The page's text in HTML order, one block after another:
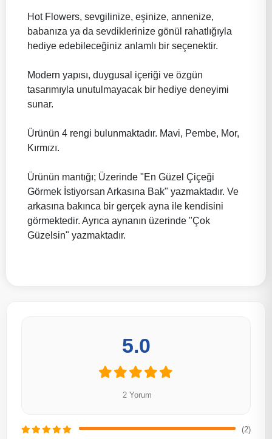
Hot Flowers, sevgilinize, eşinize, annenize,
babanıza ya da sevdiklerinize gönül rahatlığıyla
hediye edebileceğiniz anlamlı bir seçenektir.
Modern yapısı, duygusal içeriği ve özgün
tasarımıyla unutulmayacak bir hediye deneyimi
sunar.
Ürünün 4 rengi bulunmaktadır. Mavi, Pembe, Mor,
Kırmızı.
Ürünün mantığı; Üzerinde "En Güzel Çiçeği
Görmek İstiyorsan Arkasına Bak" yazmaktadır. Ve
arkasına bakınca bir gerçek ayna ile kendisini
görmektedir. Ayrıca aynanın üzerinde "Çok
Güzelsin" yazmaktadır.
5.0
2 Yorum
(2)